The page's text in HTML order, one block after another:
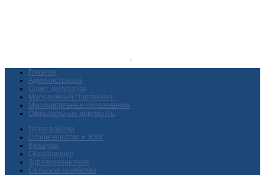
Главная
Администрация
Совет депутатов
Молодежный Парламент
Муниципальные образования
Официальные документы
Глава района
Строительство и ЖКХ
Культура
Образование
Здравоохранение
Сельское хозяйство